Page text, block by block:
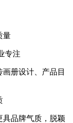
量
专注
册设计、产品目
品牌气质，脱颖